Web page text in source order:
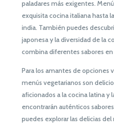
paladares más exigentes.
exquisita cocina italiana hasta
india. También puedes
japonesa y la diversidad de la
combina diferentes sabores
Para los amantes de opciones
menús vegetarianos son
aficionados a la cocina latina y
encontrarán auténticos
puedes explorar las delicias